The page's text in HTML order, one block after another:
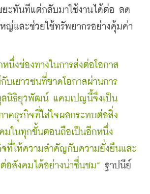
ยะทันทีแต่กลับมาใช้งานได้ต่อ ลด
ญ่และช่วยใช้ทรัพยากรอย่างคุ้มค่า
งช่องทางในการส่งต่อโอกาส
บเยาวชนที่ขาดโอกาสผ่านการ
ลนิธิยุวพัฒน์ แคมเปญนี้จึงเป็น
าคธุรกิจที่ใส่ใจผลกระทบต่อสิ่ง
มในทุกขั้นตอนถือเป็นอีกหนึ่ง
จที่ให้ความสำคัญกับความยั่งยืนและ
อสังคมได้อย่างน่าชื่นชม” ฐาปนีย์